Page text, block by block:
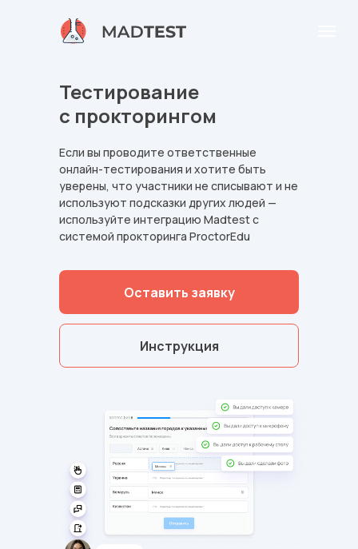
Тестирование
с прокторингом
Если вы проводите ответственные
онлайн-тестирования и хотите быть
уверены, что участники не списывают и не
используют подсказки других людей —
используйте интеграцию Madtest с
системой прокторинга ProctorEdu
Оставить заявку
Инструкция